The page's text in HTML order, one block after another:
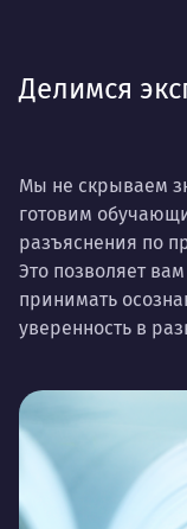
Делимся
Мы не скрываем
готовим
разъяснения по
Это позволяет
принимать
уверенность в